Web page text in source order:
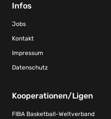
Infos
Jobs
Kontakt
Impressum
Datenschutz
Kooperationen/Ligen
FIBA Basketball-Weltverband